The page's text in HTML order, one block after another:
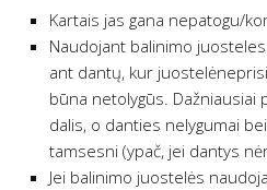
Kartais jas gana nepatogu/
Naudojant balinimo
ant dantų, kur
būna netolygūs. Dažniausiai
dalis, o danties nelygumai
tamsesni (ypač, jei dantys
Jei balinimo juostelės